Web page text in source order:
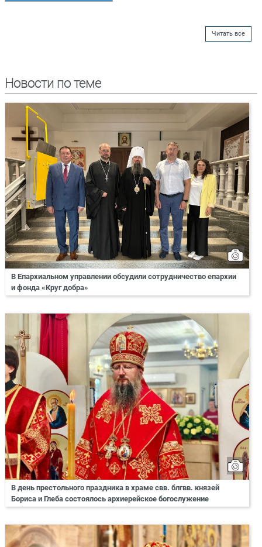
Читать все
Новости по теме
В Епархиальном управлении обсудили сотрудничество епархии
и фонда «Круг добра»
В день престольного праздника в храме свв. блгвв. князей
Бориса и Глеба состоялось архиерейское богослужение